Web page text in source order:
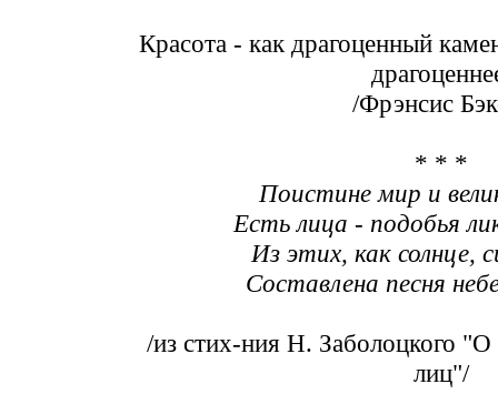
Красота - как драгоценный
/Фрэнсис
* * *
Поистине мир и
Есть лица - подобья
Из этих, как солнце,
Составлена песня
/из стих-ния Н. Заболоцкого "О
лиц"/